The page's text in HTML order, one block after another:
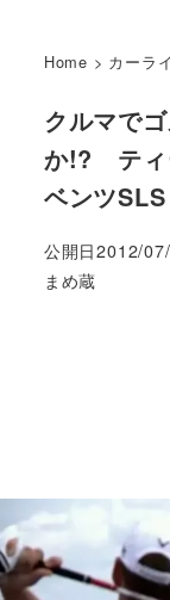
Home > カーラ
クルマで
か!? ティ
ベンツ
公開日2012/
著
まめ蔵